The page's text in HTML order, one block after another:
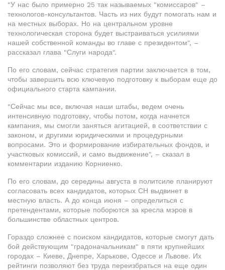
"У нас было примерно 25 так называемых "комиссаров" –
технологов-консультантов. Часть из них будут помогать нам и
на местных выборах. Но на центральном уровне
технологическая сторона будет выстраиваться усилиями
нашей собственной команды во главе с президентом", –
рассказал глава "Слуги народа".
По его словам, сейчас стратегия партии заключается в том,
чтобы завершить всю ключевую подготовку к выборам еще до
официального старта кампании.
"Сейчас мы все, включая наши штабы, ведем очень
интенсивную подготовку, чтобы потом, когда начнется
кампания, мы смогли заняться агитацией, в соответствии с
законом, и другими юридическими и процедурными
вопросами. Это и формирование избирательных фондов, и
участковых комиссий, и само выдвижение", – сказал в
комментарии изданию Корниенко.
По его словам, до середины августа в политсиле планируют
согласовать всех кандидатов, которых СН выдвинет в
местную власть. А до конца июня – определиться с
претендентами, которые поборются за кресла мэров в
большинстве областных центров.
Гораздо сложнее с поиском кандидатов, которые смогут дать
бой действующим "градоначальникам" в пяти крупнейших
городах – Киеве, Днепре, Харькове, Одессе и Львове. Их
рейтинги позволяют без труда переизбраться на еще один